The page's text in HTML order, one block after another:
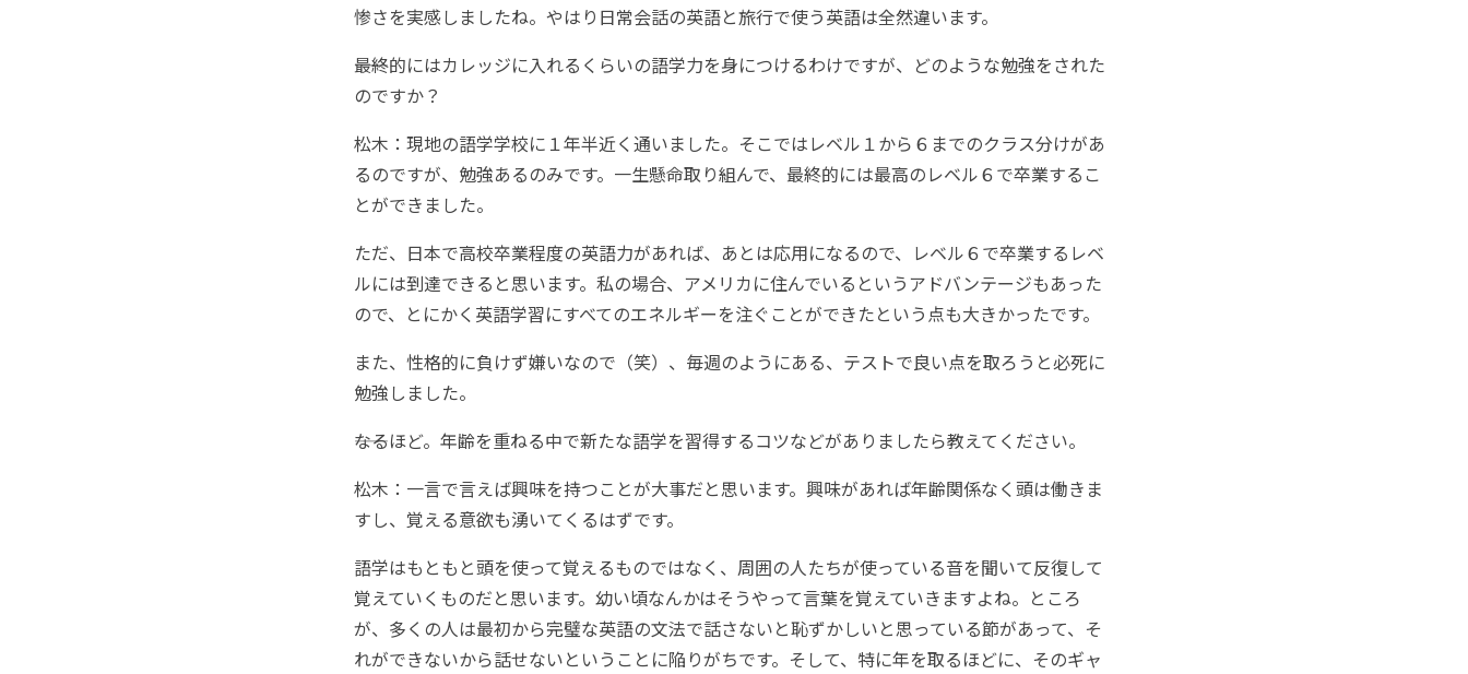
惨さを実感しましたね。やはり日常会話の英語と旅行で使う英語は全然違います。
――最終的にはカレッジに入れるくらいの語学力を身につけるわけですが、どのような勉強をされた
のですか？
松木：現地の語学学校に１年半近く通いました。そこではレベル１から６までのクラス分けがあ
るのですが、勉強あるのみです。一生懸命取り組んで、最終的には最高のレベル６で卒業するこ
とができました。
ただ、日本で高校卒業程度の英語力があれば、あとは応用になるので、レベル６で卒業するレベ
ルには到達できると思います。私の場合、アメリカに住んでいるというアドバンテージもあった
ので、とにかく英語学習にすべてのエネルギーを注ぐことができたという点も大きかったです。
また、性格的に負けず嫌いなので（笑）、毎週のようにある、テストで良い点を取ろうと必死に
勉強しました。
――なるほど。年齢を重ねる中で新たな語学を習得するコツなどがありましたら教えてください。
松木：一言で言えば興味を持つことが大事だと思います。興味があれば年齢関係なく頭は働きま
すし、覚える意欲も湧いてくるはずです。
語学はもともと頭を使って覚えるものではなく、周囲の人たちが使っている音を聞いて反復して
覚えていくものだと思います。幼い頃なんかはそうやって言葉を覚えていきますよね。ところ
が、多くの人は最初から完璧な英語の文法で話さないと恥ずかしいと思っている節があって、そ
れができないから話せないということに陥りがちです。そして、特に年を取るほどに、そのギャ